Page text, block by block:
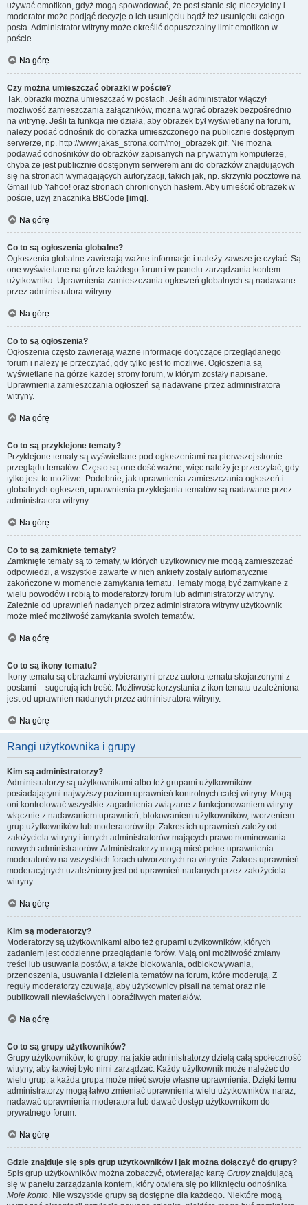
używać emotikon, gdyż mogą spowodować, że post stanie się nieczytelny i
moderator może podjąć decyzję o ich usunięciu bądź też usunięciu całego
posta. Administrator witryny może określić dopuszczalny limit emotikon w
poście.
Na górę
Czy można umieszczać obrazki w poście?
Tak, obrazki można umieszczać w postach. Jeśli administrator włączył
możliwość zamieszczania załączników, można wgrać obrazek bezpośrednio
na witrynę. Jeśli ta funkcja nie działa, aby obrazek był wyświetlany na forum,
należy podać odnośnik do obrazka umieszczonego na publicznie dostępnym
serwerze, np. http://www.jakas_strona.com/moj_obrazek.gif. Nie można
podawać odnośników do obrazków zapisanych na prywatnym komputerze,
chyba że jest publicznie dostępnym serwerem ani do obrazków znajdujących
się na stronach wymagających autoryzacji, takich jak, np. skrzynki pocztowe na
Gmail lub Yahoo! oraz stronach chronionych hasłem. Aby umieścić obrazek w
poście, użyj znacznika BBCode [img] .
Na górę
Co to są ogłoszenia globalne?
Ogłoszenia globalne zawierają ważne informacje i należy zawsze je czytać. Są
one wyświetlane na górze każdego forum i w panelu zarządzania kontem
użytkownika. Uprawnienia zamieszczania ogłoszeń globalnych są nadawane
przez administratora witryny.
Na górę
Co to są ogłoszenia?
Ogłoszenia często zawierają ważne informacje dotyczące przeglądanego
forum i należy je przeczytać, gdy tylko jest to możliwe. Ogłoszenia są
wyświetlane na górze każdej strony forum, w którym zostały napisane.
Uprawnienia zamieszczania ogłoszeń są nadawane przez administratora
witryny.
Na górę
Co to są przyklejone tematy?
Przyklejone tematy są wyświetlane pod ogłoszeniami na pierwszej stronie
przeglądu tematów. Często są one dość ważne, więc należy je przeczytać, gdy
tylko jest to możliwe. Podobnie, jak uprawnienia zamieszczania ogłoszeń i
globalnych ogłoszeń, uprawnienia przyklejania tematów są nadawane przez
administratora witryny.
Na górę
Co to są zamknięte tematy?
Zamknięte tematy są to tematy, w których użytkownicy nie mogą zamieszczać
odpowiedzi, a wszystkie zawarte w nich ankiety zostały automatycznie
zakończone w momencie zamykania tematu. Tematy mogą być zamykane z
wielu powodów i robią to moderatorzy forum lub administratorzy witryny.
Zależnie od uprawnień nadanych przez administratora witryny użytkownik
może mieć możliwość zamykania swoich tematów.
Na górę
Co to są ikony tematu?
Ikony tematu są obrazkami wybieranymi przez autora tematu skojarzonymi z
postami – sugerują ich treść. Możliwość korzystania z ikon tematu uzależniona
jest od uprawnień nadanych przez administratora witryny.
Na górę
Rangi użytkownika i grupy
Kim są administratorzy?
Administratorzy są użytkownikami albo też grupami użytkowników
posiadającymi najwyższy poziom uprawnień kontrolnych całej witryny. Mogą
oni kontrolować wszystkie zagadnienia związane z funkcjonowaniem witryny
włącznie z nadawaniem uprawnień, blokowaniem użytkowników, tworzeniem
grup użytkowników lub moderatorów itp. Zakres ich uprawnień zależy od
założyciela witryny i innych administratorów mających prawo nominowania
nowych administratorów. Administratorzy mogą mieć pełne uprawnienia
moderatorów na wszystkich forach utworzonych na witrynie. Zakres uprawnień
moderacyjnych uzależniony jest od uprawnień nadanych przez założyciela
witryny.
Na górę
Kim są moderatorzy?
Moderatorzy są użytkownikami albo też grupami użytkowników, których
zadaniem jest codzienne przeglądanie forów. Mają oni możliwość zmiany
treści lub usuwania postów, a także blokowania, odblokowywania,
przenoszenia, usuwania i dzielenia tematów na forum, które moderują. Z
reguły moderatorzy czuwają, aby użytkownicy pisali na temat oraz nie
publikowali niewłaściwych i obraźliwych materiałów.
Na górę
Co to są grupy użytkowników?
Grupy użytkowników, to grupy, na jakie administratorzy dzielą całą społeczność
witryny, aby łatwiej było nimi zarządzać. Każdy użytkownik może należeć do
wielu grup, a każda grupa może mieć swoje własne uprawnienia. Dzięki temu
administratorzy mogą łatwo zmieniać uprawnienia wielu użytkowników naraz,
nadawać uprawnienia moderatora lub dawać dostęp użytkownikom do
prywatnego forum.
Na górę
Gdzie znajduje się spis grup użytkowników i jak można dołączyć do grupy?
Spis grup użytkowników można zobaczyć, otwierając kartę Grupyznajdującą
się w panelu zarządzania kontem, który otwiera się po kliknięciu odnośnika
Moje konto. Nie wszystkie grupy są dostępne dla każdego. Niektóre mogą